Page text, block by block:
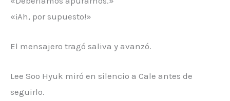
«¡Ah, por supuesto!»
El mensajero tragó saliva y avanzó.
Lee Soo Hyuk miró en silencio a Cale antes de
seguirlo.